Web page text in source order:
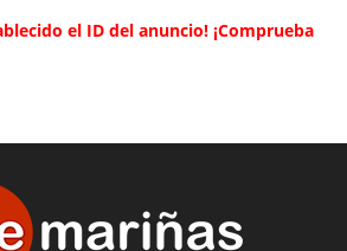
el ID del anuncio! ¡Comprueba